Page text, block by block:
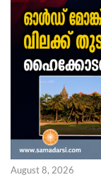
August 8, 2026